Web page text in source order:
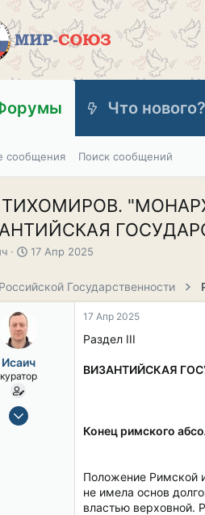
Что нового?
сообщения Поиск сообщений
Д
а
л
а
17 Апр 2025
Государственности
Исаич
куратор
15 Сен 2019
17 Апр 2025
Раздел III
ВИЗАНТИЙСКАЯ
Конец римского
Положение Римской
не имела основ
властью верховной.